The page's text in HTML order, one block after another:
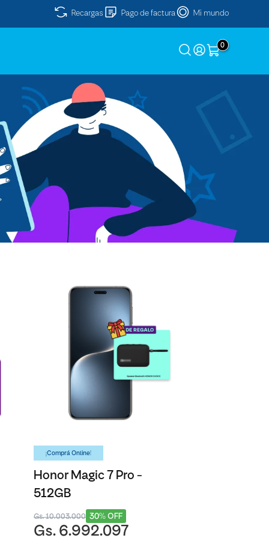
Recargas Pago de factura Mi mundo
0
¡Comprá Online!
Honor Magic 7 Pro -
512GB
30% OFF
Gs. 10.003.000
Gs. 6.992.097